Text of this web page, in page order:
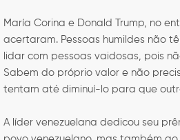
María Corina e Donald Trump, no
acertaram. Pessoas humildes não
lidar com pessoas vaidosas, pois
Sabem do próprio valor e não
tentam até diminuí-lo para que
A líder venezuelana dedicou seu